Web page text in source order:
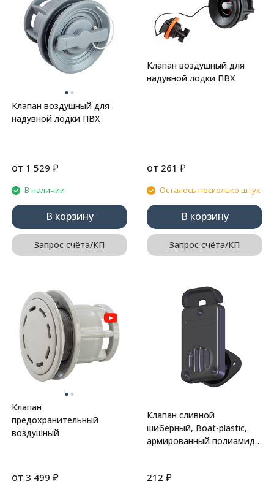
Клапан воздушный для
надувной лодки ПВХ
от 1 529 ₽
В наличии
В корзину
Запрос счёта/КП
Клапан воздушный для
надувной лодки ПВХ
от 261 ₽
Осталось несколько штук
В корзину
Запрос счёта/КП
Клапан
предохранительный
воздушный
от 3 499 ₽
Клапан сливной
шиберный, Boat-plastic,
армированный полиамид,
212 ₽